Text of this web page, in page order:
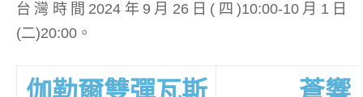
台灣時間2024年9月26日(四)10:00-10月1日
(二)20:00。